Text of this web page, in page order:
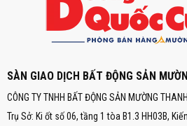
SÀN GIAO DỊCH BẤT ĐỘNG SẢN
CÔNG TY TNHH BẤT ĐỘNG SẢN MƯỜNG
Trụ Sở: Ki ốt số 06, tầng 1 tòa B1.3 HH03B,